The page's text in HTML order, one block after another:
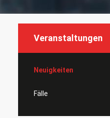
Veranstaltungen
Neuigkeiten
Fälle